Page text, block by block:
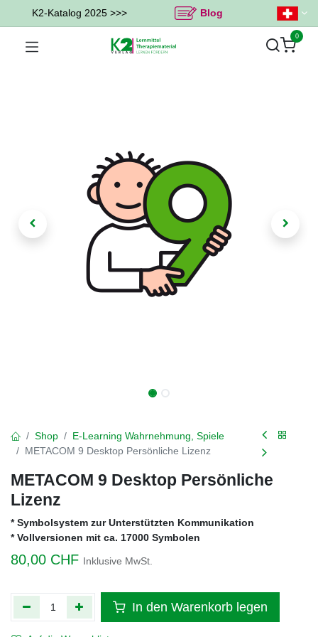
K2-Katalog 2025 >>> Blog
0
Shop
E-Learning Wahrnehmung, Spiele
METACOM 9 Desktop Persönliche Lizenz
METACOM 9 Desktop Persönliche
Lizenz
* Symbolsystem zur Unterstützten Kommunikation
* Vollversionen mit ca. 17000 Symbolen
80,00 CHF Inklusive MwSt.
In den Warenkorb legen